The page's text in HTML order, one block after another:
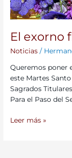
El exorno
Noticias /
Queremos poner
este Martes
Sagrados
Para el Paso del
2026
Leer más »